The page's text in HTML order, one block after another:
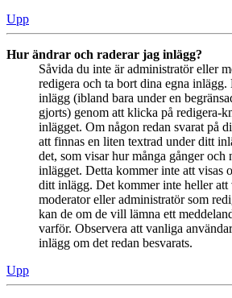
Upp
Hur ändrar och raderar jag inlägg?
Såvida du inte är administratör eller
redigera och ta bort dina egna
inlägg (ibland bara under en
gjorts) genom att klicka på redigera-
inlägget. Om någon redan svarat på
att finnas en liten textrad under ditt
det, som visar hur många gånger och
inlägget. Detta kommer inte att visas
ditt inlägg. Det kommer inte heller att
moderator eller administratör som
kan de om de vill lämna ett
varför. Observera att vanliga
inlägg om det redan besvarats.
Upp